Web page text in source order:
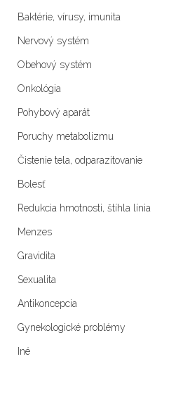
Baktérie, vírusy, imunita
Nervový systém
Obehový systém
Onkológia
Pohybový aparát
Poruchy metabolizmu
Čistenie tela, odparazitovanie
Bolesť
Redukcia hmotnosti, štíhla línia
Menzes
Gravidita
Sexualita
Antikoncepcia
Gynekologické problémy
Iné